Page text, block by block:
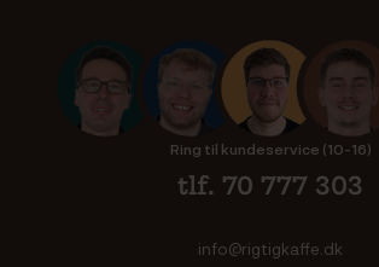
Ring til kundeservice (10-16)
tlf. 70 777 303
info@rigtigkaffe.dk